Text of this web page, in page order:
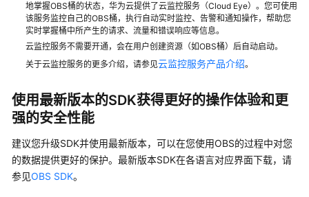
场
景
下
使
用
实
现
存
算
分
离
地掌握OBS桶的状态，华为云提供了云监控服务（Cloud Eye）。您可使用
该服务监控自己的OBS桶，执行自动实时监控、告警和通知操作，帮助您
实时掌握桶中所产生的请求、流量和错误响应等信息。
云监控服务不需要开通，会在用户创建资源（如OBS桶）后自动启动。
关于云监控服务的更多介绍，请参见云监控服务产品介绍。
使用最新版本的SDK获得更好的操作体验和更
强的安全性能
建议您升级SDK并使用最新版本，可以在您使用OBS的过程中对您
的数据提供更好的保护。最新版本SDK在各语言对应界面下载，请
参见OBS SDK。